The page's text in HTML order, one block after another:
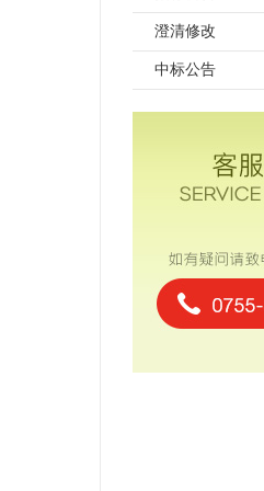
澄清修改
中标公告